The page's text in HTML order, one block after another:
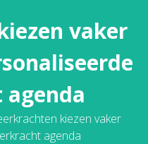
vaker
kiezen vaker
agenda